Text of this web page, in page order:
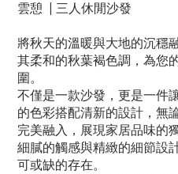
雲憩 | 三人休閒沙發
將秋天的溫暖與大地的沉穩
其柔和的秋葉褐色調，為您
圍。
不僅是一款沙發，更是一件
的色彩搭配清新的設計，無
完美融入，展現家居品味的
細膩的觸感與精緻的細節設
可或缺的存在。